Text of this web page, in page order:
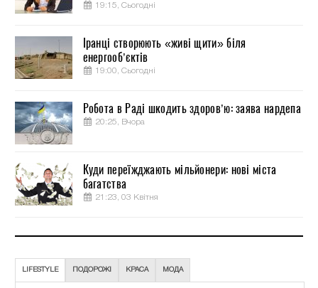
19:15, Сьогодні
Іранці створюють «живі щити» біля
енергооб’єктів
19:00, Сьогодні
Робота в Раді шкодить здоров’ю: заява нардепа
20:25, Вчора
Куди переїжджають мільйонери: нові міста
багатства
21:23, 03 Квітня
LIFESTYLE ПОДОРОЖІ КРАСА МОДА